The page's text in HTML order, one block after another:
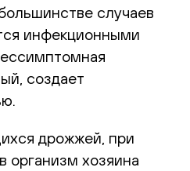
случаев
инфекционными
создает
дрожжей, при
организм хозяина